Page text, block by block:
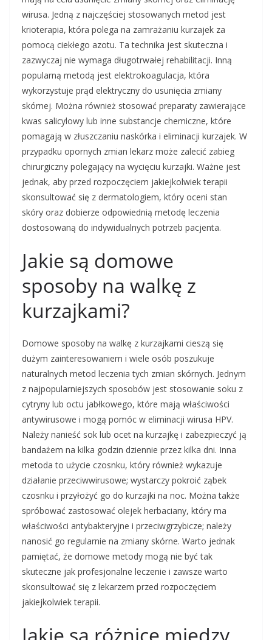
wirusa. Jedną z najczęściej stosowanych metod jest
krioterapia, która polega na zamrażaniu kurzajek za
pomocą ciekłego azotu. Ta technika jest skuteczna i
zazwyczaj nie wymaga długotrwałej rehabilitacji. Inną
popularną metodą jest elektrokoagulacja, która
wykorzystuje prąd elektryczny do usunięcia zmiany
skórnej. Można również stosować preparaty zawierające
kwas salicylowy lub inne substancje chemiczne, które
pomagają w złuszczaniu naskórka i eliminacji kurzajek. W
przypadku opornych zmian lekarz może zalecić zabieg
chirurgiczny polegający na wycięciu kurzajki. Ważne jest
jednak, aby przed rozpoczęciem jakiejkolwiek terapii
skonsultować się z dermatologiem, który oceni stan
skóry oraz dobierze odpowiednią metodę leczenia
dostosowaną do indywidualnych potrzeb pacjenta.
Jakie są domowe
sposoby na walkę z
kurzajkami?
Domowe sposoby na walkę z kurzajkami cieszą się
dużym zainteresowaniem i wiele osób poszukuje
naturalnych metod leczenia tych zmian skórnych. Jednym
z najpopularniejszych sposobów jest stosowanie soku z
cytryny lub octu jabłkowego, które mają właściwości
antywirusowe i mogą pomóc w eliminacji wirusa HPV.
Należy nanieść sok lub ocet na kurzajkę i zabezpieczyć ją
bandażem na kilka godzin dziennie przez kilka dni. Inna
metoda to użycie czosnku, który również wykazuje
działanie przeciwwirusowe; wystarczy pokroić ząbek
czosnku i przyłożyć go do kurzajki na noc. Można także
spróbować zastosować olejek herbaciany, który ma
właściwości antybakteryjne i przeciwgrzybicze; należy
nanosić go regularnie na zmiany skórne. Warto jednak
pamiętać, że domowe metody mogą nie być tak
skuteczne jak profesjonalne leczenie i zawsze warto
skonsultować się z lekarzem przed rozpoczęciem
jakiejkolwiek terapii.